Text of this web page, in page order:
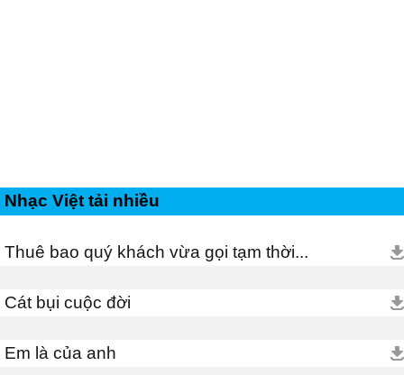
Nhạc Việt tải nhiều
Thuê bao quý khách vừa gọi tạm thời...
Cát bụi cuộc đời
Em là của anh